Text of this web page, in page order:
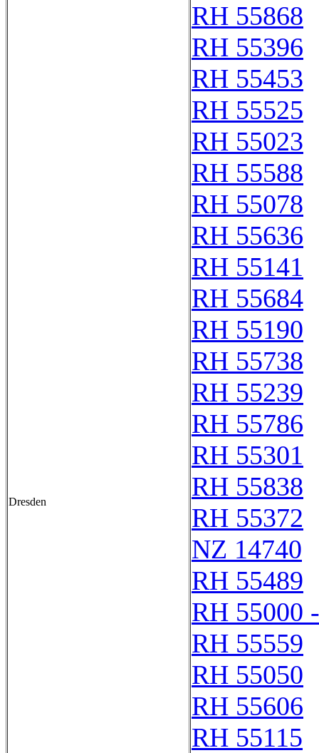
Dresden
RH 55868
RH 55396
RH 55453
RH 55525
RH 55023
RH 55588
RH 55078
RH 55636
RH 55141
RH 55684
RH 55190
RH 55738
RH 55239
RH 55786
RH 55301
RH 55838
RH 55372
NZ 14740
RH 55489
RH 55000
RH 55559
RH 55050
RH 55606
RH 55115